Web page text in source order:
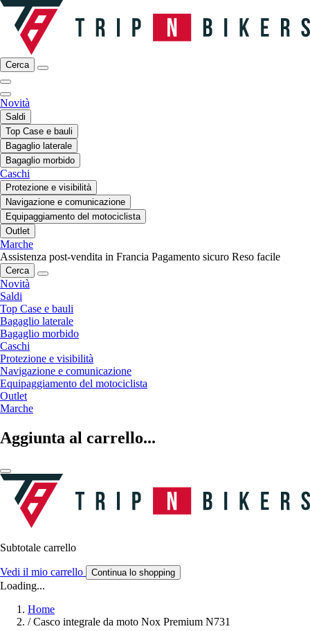
Cerca
Novità
Saldi
Top Case e bauli
Bagaglio laterale
Bagaglio morbido
Caschi
Protezione e visibilità
Navigazione e comunicazione
Equipaggiamento del motociclista
Outlet
Marche
Assistenza post-vendita in Francia Pagamento sicuro Reso facile
Cerca
Novità
Saldi
Top Case e bauli
Bagaglio laterale
Bagaglio morbido
Caschi
Protezione e visibilità
Navigazione e comunicazione
Equipaggiamento del motociclista
Outlet
Marche
Aggiunta al carrello...
Subtotale carrello
Vedi il mio carrello Continua lo shopping
Loading...
Home
/ Casco integrale da moto Nox Premium N731